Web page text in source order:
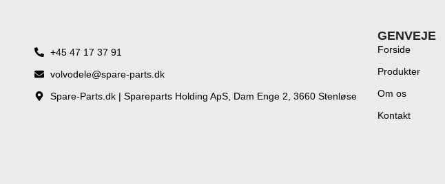
+45 47 17 37 91
volvodele@spare-parts.dk
Spare-Parts.dk | Spareparts Holding ApS, Dam Enge 2, 3660 Stenløse
GENVEJE
Forside
Produkter
Om os
Kontakt